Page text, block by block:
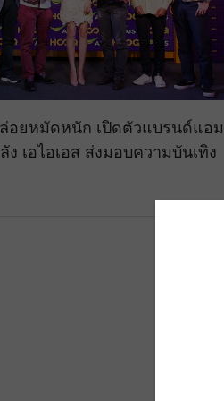
ล่อยหมัดหนัก เปิดตัวแบรนด์แอ
ง เอไอเอส ส่งมอบความบันเทิง